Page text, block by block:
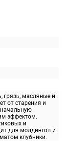
грязь, масляные и
от старения и
эффектом.
и
для молдингов и
клубники.